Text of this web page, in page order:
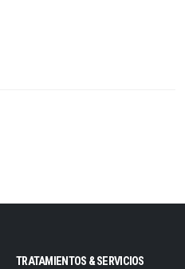
TRATAMIENTOS & SERVICIOS